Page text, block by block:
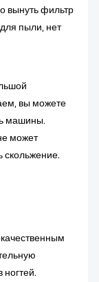
вынуть фильтр
пыли, нет
вы можете
машины.
может
скольжение.